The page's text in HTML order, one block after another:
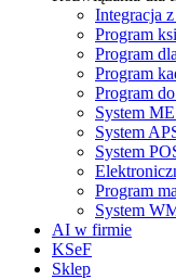
Integracja
Program
Program
Program
Program
System
System
System
Program
System
AI w firmie
KSeF
Sklep